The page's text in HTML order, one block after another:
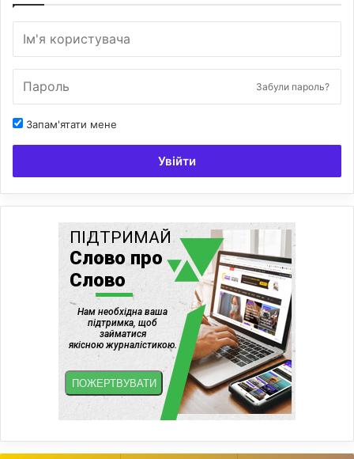
Забули пароль?
Запам'ятати мене
Увійти